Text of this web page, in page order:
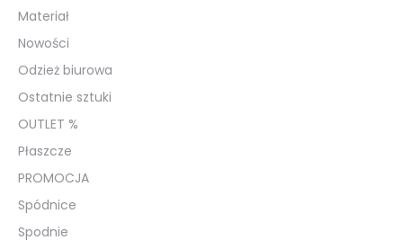
Materiał
Nowości
Odzież biurowa
Ostatnie sztuki
OUTLET %
Płaszcze
PROMOCJA
Spódnice
Spodnie